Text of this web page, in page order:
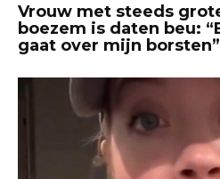
Vrouw met steeds
boezem is daten beu:
gaat over mijn borsten”